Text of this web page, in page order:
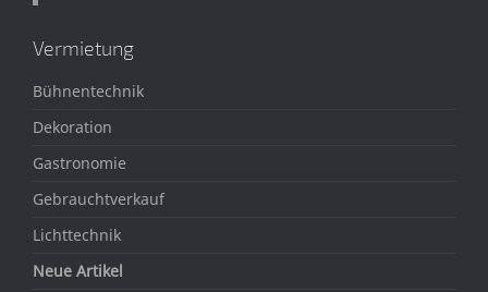
Vermietung
Bühnentechnik
Dekoration
Gastronomie
Gebrauchtverkauf
Lichttechnik
Neue Artikel